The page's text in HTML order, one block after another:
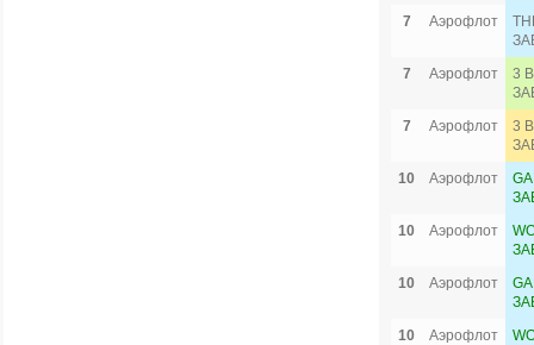
7
Аэрофлот
7
Аэрофлот
3
7
Аэрофлот
3
10
Аэрофлот
10
Аэрофлот
10
Аэрофлот
10
Аэрофлот